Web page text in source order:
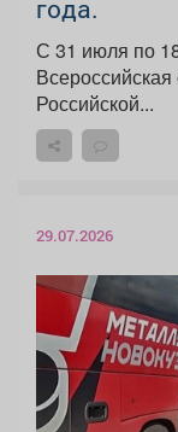
года.
С 31 июля по
Российской...
29.07.2026